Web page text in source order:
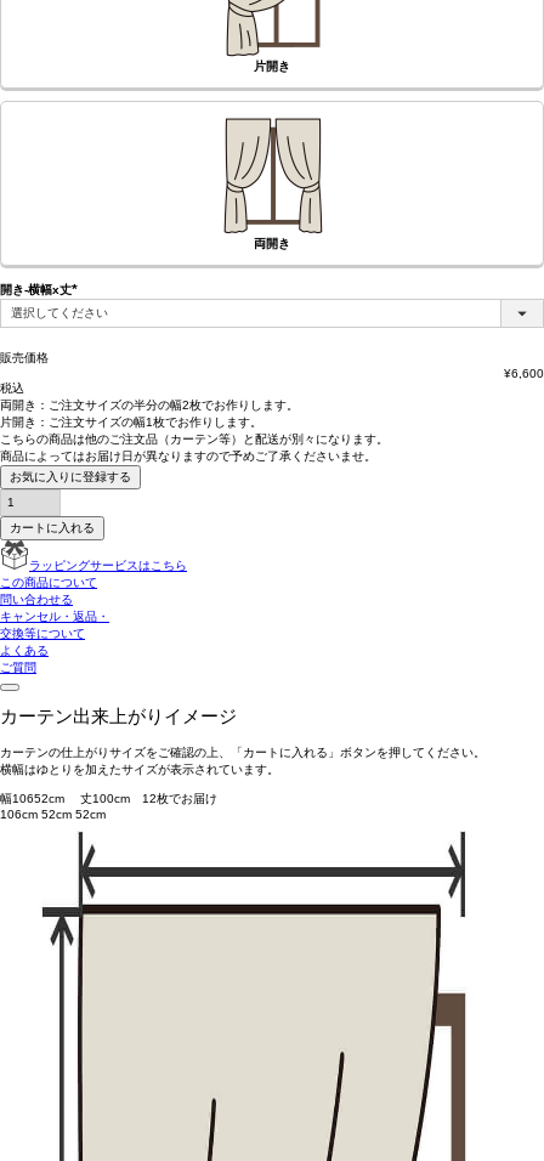
片開き
両開き
開き-横幅x丈
(必
須)
販売価格
¥6,600
税込
両開き： ご注文サイズの半分の幅2枚でお作りします。
片開き： ご注文サイズの幅1枚でお作りします。
こちらの商品は他のご注文品（カーテン等）と配送が別々 になります。
商品によってはお届け日が異なりますので予めご了承くださいませ。
お気に入りに登録する
カートに入れる
ラッピングサービスはこちら
この商品について
問い合わせる
キャンセル・返品・
交換等について
よくある
ご質問
カーテン出来上がりイメージ
カーテンの仕上がりサイズをご確認の上、「カートに入れる」ボタンを押してください。
横幅はゆとりを加えたサイズが表示されています。
幅10652cm 丈100cm 12枚でお届け
106cm 52cm 52cm